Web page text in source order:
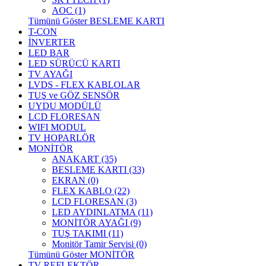
AOC (1)
Tümünü Göster BESLEME KARTI
T-CON
İNVERTER
LED BAR
LED SÜRÜCÜ KARTI
TV AYAĞI
LVDS - FLEX KABLOLAR
TUŞ ve GÖZ SENSÖR
UYDU MODÜLÜ
LCD FLORESAN
WIFI MODUL
TV HOPARLÖR
MONİTÖR
ANAKART (35)
BESLEME KARTI (33)
EKRAN (0)
FLEX KABLO (22)
LCD FLORESAN (3)
LED AYDINLATMA (11)
MONİTÖR AYAĞI (9)
TUŞ TAKIMI (11)
Monitör Tamir Servisi (0)
Tümünü Göster MONİTÖR